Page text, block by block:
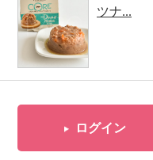
ツナ...
ログイン